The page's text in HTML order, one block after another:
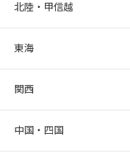
北陸・甲信越
東海
関西
中国・四国